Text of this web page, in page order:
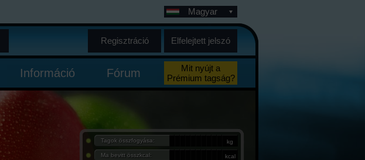
Magyar
Regisztráció Elfelejtett jelszó
Információ Fórum
Mit nyújt a
Prémium tagság?
Tagok összfogyása: kg
Ma bevitt összkcal: kcal